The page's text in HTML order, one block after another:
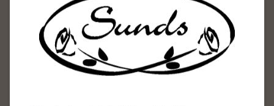
Sundin Puutarhakeskus